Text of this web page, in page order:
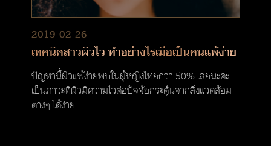
2019-02-26
เทคนิคสาวผิวไว ทำอย่างไรเมื่อเป็นคนแพ้ง่าย
ปัญหานี้ผิวแพ้ง่ายพบในผู้หญิงไทยกว่า 50% เลยนะคะ
เป็นภาวะที่ผิวมีความไวต่อปัจจัยกระตุ้นจากสิ่งแวดล้อม
ต่างๆ ได้ง่าย